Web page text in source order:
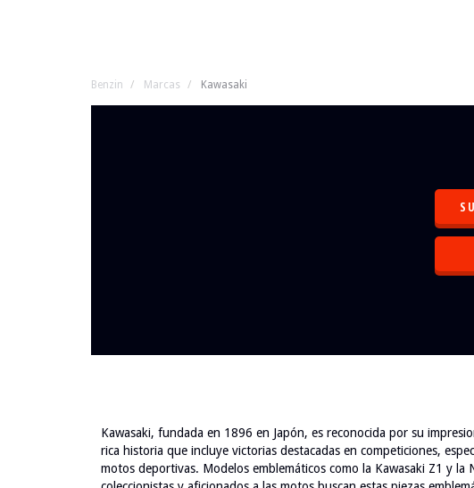
Benzin Marcas Kawasaki
Kawasaki, fundada en 1896 en Japón, es reconocida por su
rica historia que incluye victorias destacadas en competiciones,
motos deportivas. Modelos emblemáticos como la Kawasaki Z1 y